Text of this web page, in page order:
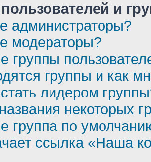
и
администраторы?
модераторы?
группы
группы и как
лидером
некоторых
группа по
ссылка «Наша